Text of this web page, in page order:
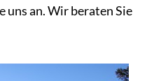
uns an. Wir beraten Sie